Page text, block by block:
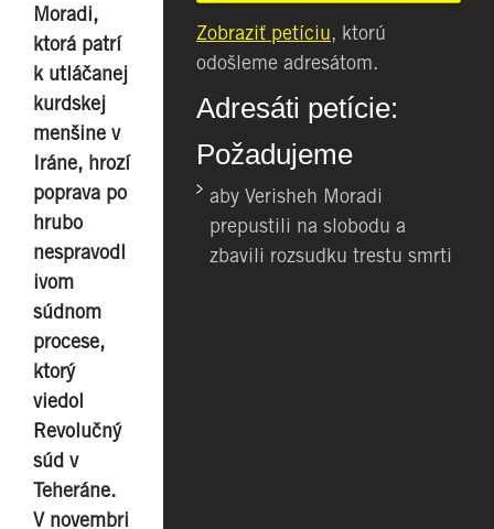
Moradi,
ktorá patrí
k utláčanej
kurdskej
menšine v
Iráne, hrozí
poprava po
hrubo
nespravodl
ivom
súdnom
procese,
ktorý
viedol
Revolučný
súd v
Teheráne.
V novembri
Zobraziť petíciu, ktorú
odošleme adresátom.
Adresáti petície:
Požadujeme
aby Verisheh Moradi
prepustili na slobodu a
zbavili rozsudku trestu smrti